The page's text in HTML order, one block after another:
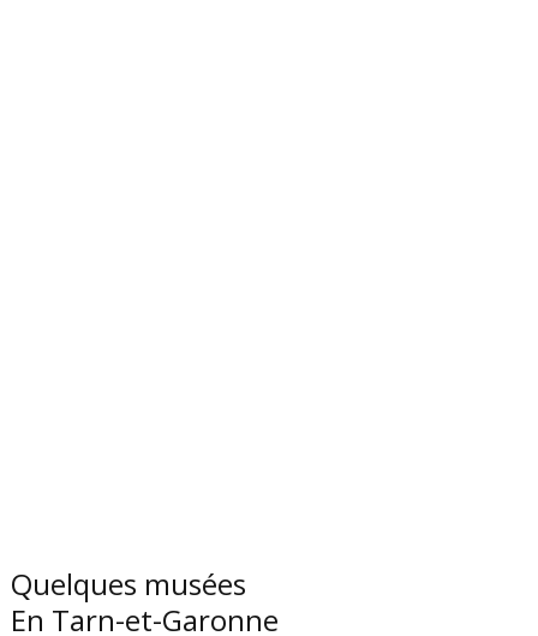
Quelques musées
En Tarn-et-Garonne